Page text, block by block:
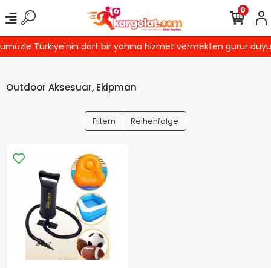
Türkiye'nin dört bir yanına hizmet vermekten gurur
0
Outdoor Aksesuar, Ekipman
Filtern Reihenfolge